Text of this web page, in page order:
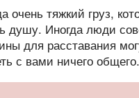
тяжкий груз,
душу. Иногда люди
для расставания
с вами ничего общего.